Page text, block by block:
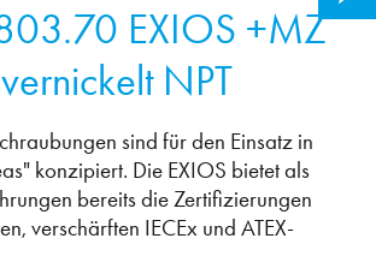
EXIOS +MZ
NPT
sind für den Einsatz in
konzipiert. Die EXIOS bietet als
bereits die Zertifizierungen
verschärften IECEx und ATEX-